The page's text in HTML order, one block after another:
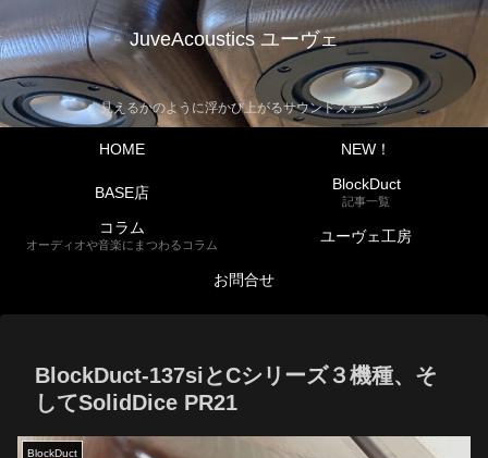
JuveAcoustics ユーヴェ
見えるかのように浮かび上がるサウンドステージ
HOME NEW！
BASE店 BlockDuct
記事一覧
コラム
オーディオや音楽にまつわるコラム ユーヴェ工房
お問合せ
BlockDuct-137siとCシリーズ３機種、そ
してSolidDice PR21
BlockDuct